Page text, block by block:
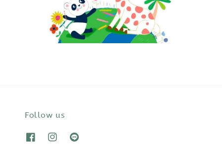
Follow us